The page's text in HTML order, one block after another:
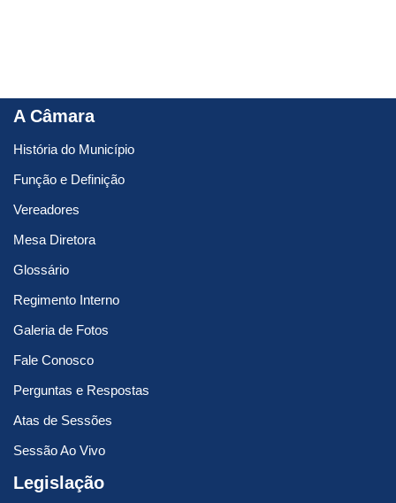
A Câmara
História do Município
Função e Definição
Vereadores
Mesa Diretora
Glossário
Regimento Interno
Galeria de Fotos
Fale Conosco
Perguntas e Respostas
Atas de Sessões
Sessão Ao Vivo
Legislação